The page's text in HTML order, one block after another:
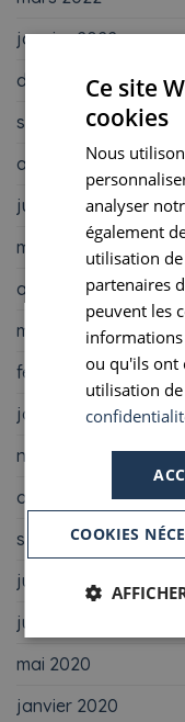
janvier 2022
décembre 2021
septembre 2021
août 2021
juin 2021
mai 2021
avril 2021
mars 2021
février 2021
janvier 2021
novembre 2020
octobre 2020
septembre 2020
juillet 2020
juin 2020
mai 2020
janvier 2020
Ce site
cookies
Nous
analyser
également
utilisation
partenaires
peuvent les
ou qu'ils ont
utilisation
COOKIES